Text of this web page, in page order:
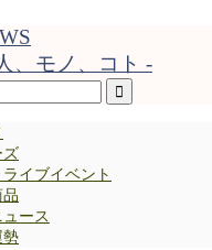
、モノ、コト -
ズ
イブイベント
ース
勢